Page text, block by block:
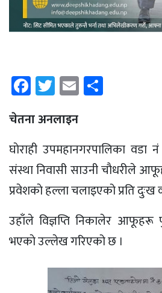
Facebook
Twitter
Email
चेतना अनलाइन
घाेराही उपमहानगरपालिका
संस्था निवासी साउनी चाैधरीले
प्रवेशकाे हल्ला चलाइएको प्रति दुःख
उहाँले विज्ञप्ति निकालेर आफूहरू
भएकाे उल्लेख गरिएको छ ।